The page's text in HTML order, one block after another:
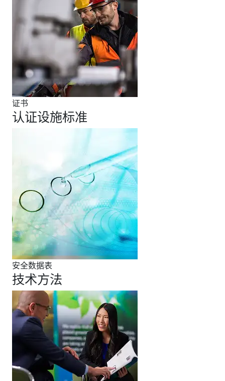
证书
认证设施标准
安全数据表
技术方法